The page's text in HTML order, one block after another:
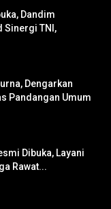
Dandim
Sinergi TNI,
Dengarkan
Pandangan Umum
Dibuka, Layani
Rawat...